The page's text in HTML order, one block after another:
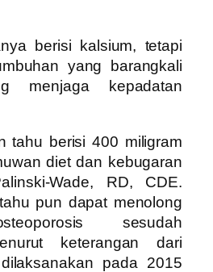
berisi kalsium, tetapi
yang barangkali
menjaga kepadatan
tahu berisi 400 miligram
diet dan kebugaran
Wade, RD, CDE.
pun dapat menolong
sesudah
keterangan dari
pada 2015